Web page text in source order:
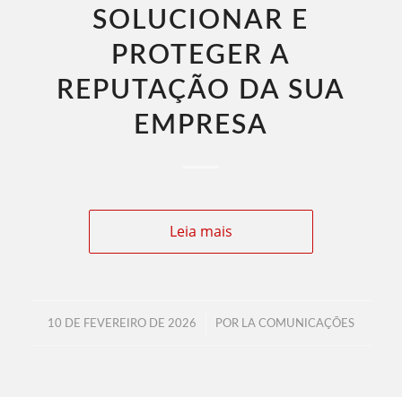
SOLUCIONAR E
PROTEGER A
REPUTAÇÃO DA SUA
EMPRESA
Leia mais
10 DE FEVEREIRO DE 2026
/ POR LA COMUNICAÇÕES